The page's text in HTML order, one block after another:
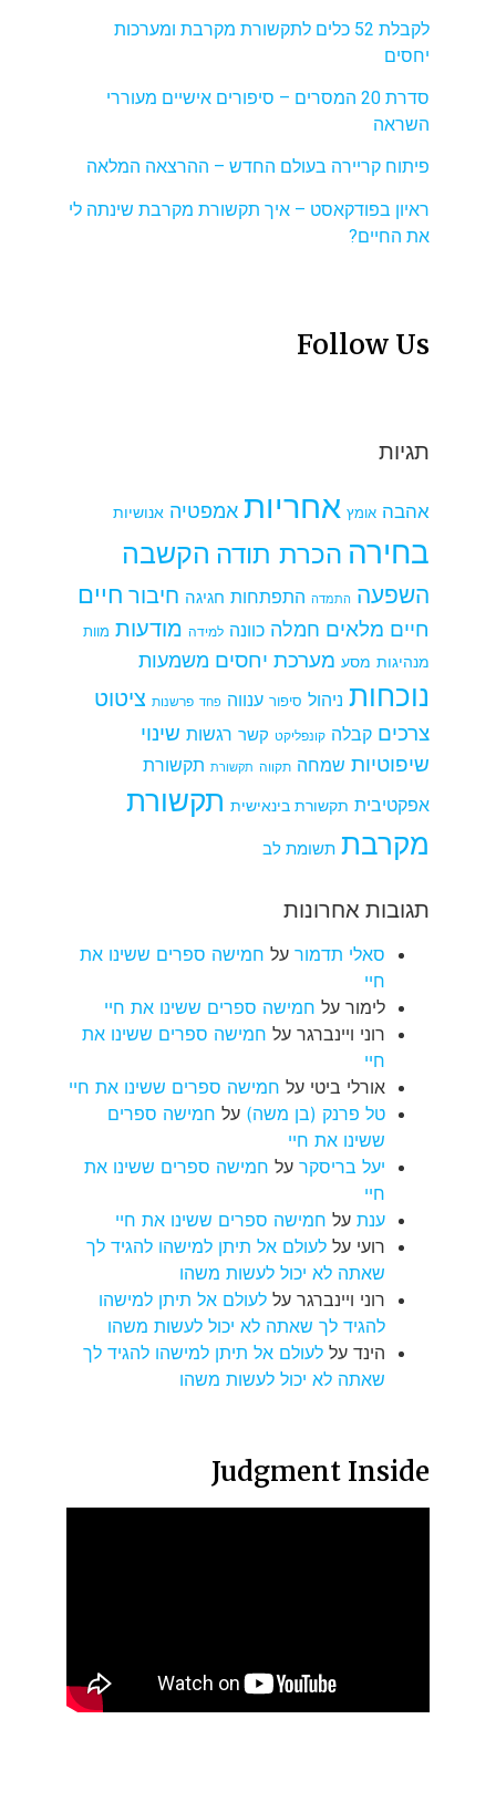
לקבלת 52 כלים לתקשורת מקרבת ומערכות
יחסים
סדרת 20 המסרים – סיפורים אישיים מעוררי
השראה
פיתוח קריירה בעולם החדש – ההרצאה המלאה
ראיון בפודקאסט – איך תקשורת מקרבת שינתה לי
את החיים?
Follow Us
תגיות
אהבה אומץ אחריות אמפטיה אנושיות
בחירה הכרת תודה הקשבה
השפעה התמדה התפתחות חגיגה חיבור חיים
חיים מלאים חמלה כוונה למידה מודעות מוות
מנהיגות מסע מערכת יחסים משמעות
נוכחות ניהול סיפור ענווה פחד פרשנות ציטוט
צרכים קבלה קונפליקט קשר רגשות שינוי
שיפוטיות שמחה תקווה תקשורת תקשורת
אפקטיבית תקשורת בינאישית תקשורת
מקרבת תשומת לב
תגובות אחרונות
סאלי תדמור על חמישה ספרים ששינו את
חיי
לימור על חמישה ספרים ששינו את חיי
רוני ויינברגר על חמישה ספרים ששינו את
חיי
אורלי ביטי על חמישה ספרים ששינו את חיי
טל פרנק (בן משה) על חמישה ספרים
ששינו את חיי
יעל בריסקר על חמישה ספרים ששינו את
חיי
ענת על חמישה ספרים ששינו את חיי
רועי על לעולם אל תיתן למישהו להגיד לך
שאתה לא יכול לעשות משהו
רוני ויינברגר על לעולם אל תיתן למישהו
להגיד לך שאתה לא יכול לעשות משהו
הינד על לעולם אל תיתן למישהו להגיד לך
שאתה לא יכול לעשות משהו
Judgment Inside